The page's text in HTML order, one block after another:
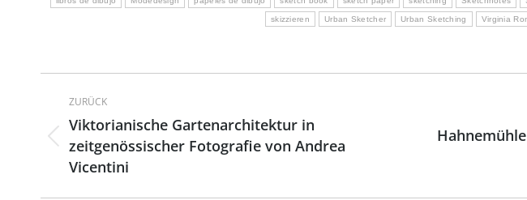
skizzieren Urban Sketcher Urban Sketching Virginia
Kommentarnavigation
ZURÜCK
Vorheriger
Beitrag:
Viktorianische Gartenarchitektur in
zeitgenössischer Fotografie von Andrea
Vicentini
Nächster